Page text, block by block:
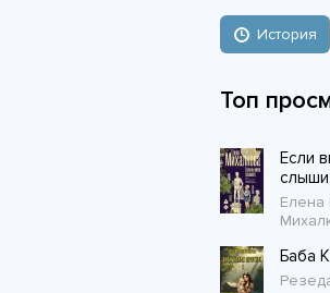
Книги о
Короткие
История
Топ
Если
Елена
Баба